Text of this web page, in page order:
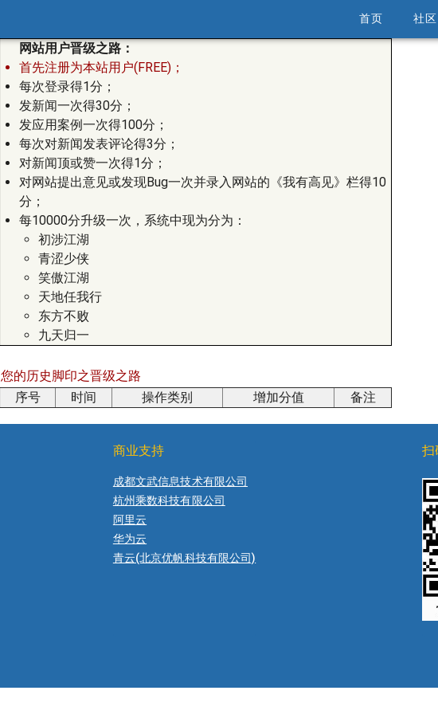
首页 社
网站用户晋级之路：
首先注册为本站用户(FREE)；
每次登录得1分；
发新闻一次得30分；
发应用案例一次得100分；
每次对新闻发表评论得3分；
对新闻顶或赞一次得1分；
对网站提出意见或发现Bug一次并录入网站的《我有高见》栏得10
分；
每10000分升级一次，系统中现为分为：
初涉江湖
青涩少侠
笑傲江湖
天地任我行
东方不败
九天归一
您的历史脚印之晋级之路
序号
时间 操作类别 增加分值 备注
商业支持
成都文武信息技术有限公司
杭州乘数科技有限公司
阿里云
华为云
青云(北京优帆科技有限公司)
扫